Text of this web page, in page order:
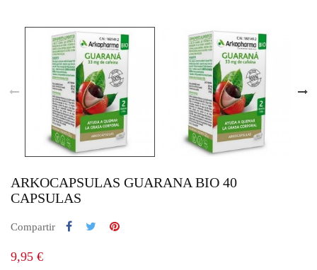
ARKOCAPSULAS GUARANA BIO 40
CAPSULAS
Compartir
9,95 €